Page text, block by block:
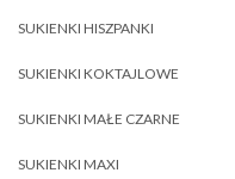
SUKIENKI HISZPANKI
SUKIENKI KOKTAJLOWE
SUKIENKI MAŁE CZARNE
SUKIENKI MAXI